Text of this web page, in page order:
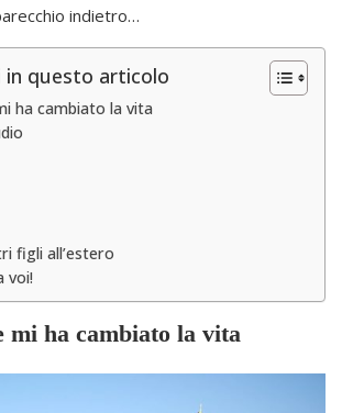
indietro…
in questo articolo
ha cambiato la vita
figli all’estero
voi!
mi ha cambiato la vita